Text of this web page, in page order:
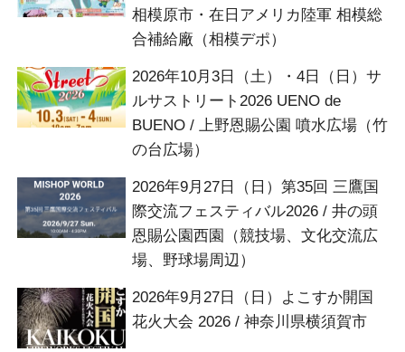
相模原市・在日アメリカ陸軍 相模総
合補給廠（相模デポ）
2026年10月3日（土）・4日（日）サ
ルサストリート2026 UENO de
BUENO / 上野恩賜公園 噴水広場（竹
の台広場）
2026年9月27日（日）第35回 三鷹国
際交流フェスティバル2026 / 井の頭
恩賜公園西園（競技場、文化交流広
場、野球場周辺）
2026年9月27日（日）よこすか開国
花火大会 2026 / 神奈川県横須賀市